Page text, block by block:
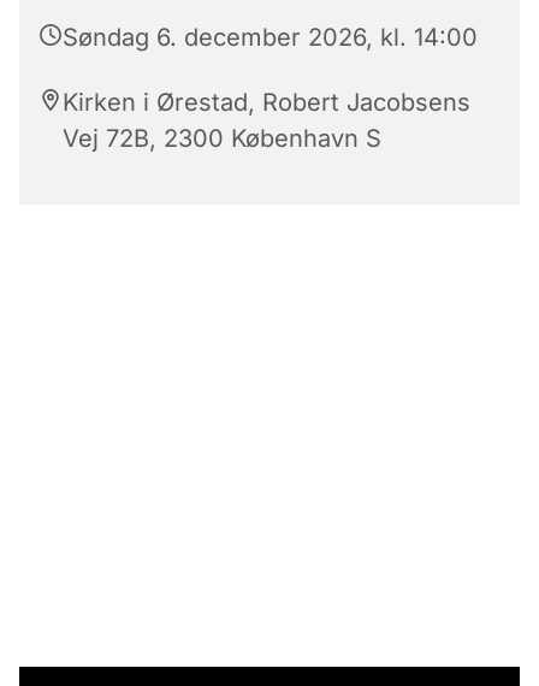
Søndag 6. december 2026, kl. 14:00
Kirken i Ørestad, Robert Jacobsens
Vej 72B, 2300 København S